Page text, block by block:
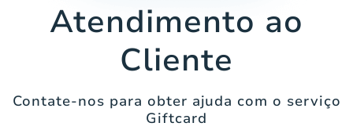
Atendimento ao
Cliente
Contate-nos para obter ajuda com o serviço
Giftcard